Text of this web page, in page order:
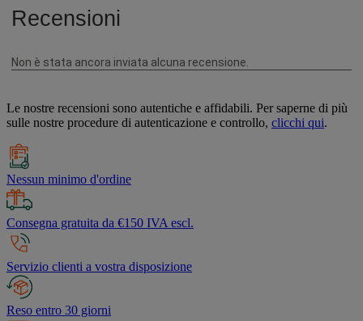
Le nostre recensioni sono autentiche e affidabili. Per saperne di più
sulle nostre procedure di autenticazione e controllo, clicchi qui.
Nessun minimo d'ordine
Consegna gratuita da €150 IVA escl.
Servizio clienti a vostra disposizione
Reso entro 30 giorni